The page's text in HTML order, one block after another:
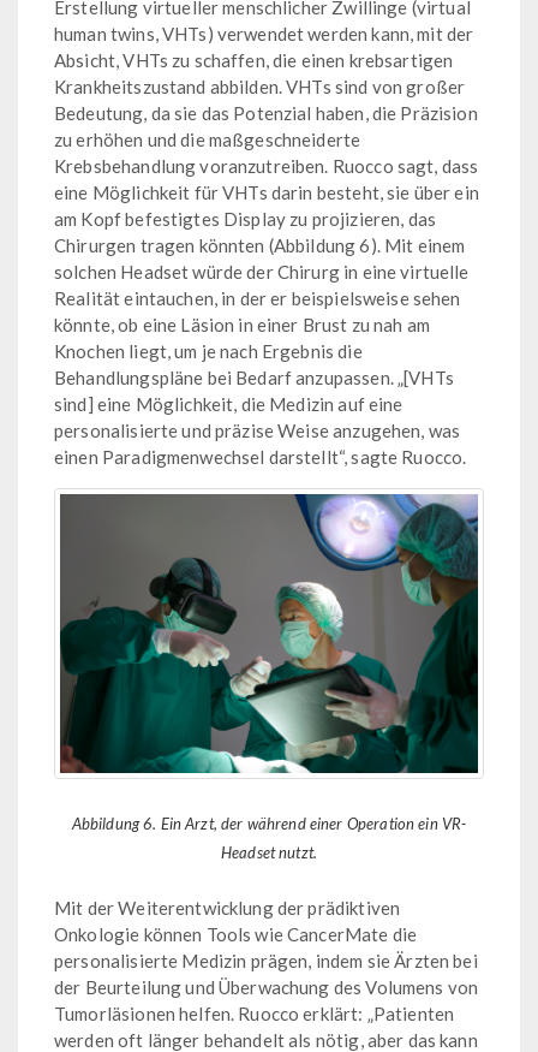
Erstellung virtueller menschlicher Zwillinge (virtual
human twins, VHTs) verwendet werden kann, mit der
Absicht, VHTs zu schaffen, die einen krebsartigen
Krankheitszustand abbilden. VHTs sind von großer
Bedeutung, da sie das Potenzial haben, die Präzision
zu erhöhen und die maßgeschneiderte
Krebsbehandlung voranzutreiben. Ruocco sagt, dass
eine Möglichkeit für VHTs darin besteht, sie über ein
am Kopf befestigtes Display zu projizieren, das
Chirurgen tragen könnten (Abbildung 6). Mit einem
solchen Headset würde der Chirurg in eine virtuelle
Realität eintauchen, in der er beispielsweise sehen
könnte, ob eine Läsion in einer Brust zu nah am
Knochen liegt, um je nach Ergebnis die
Behandlungspläne bei Bedarf anzupassen. „[VHTs
sind] eine Möglichkeit, die Medizin auf eine
personalisierte und präzise Weise anzugehen, was
einen Paradigmenwechsel darstellt“, sagte Ruocco.
Abbildung 6. Ein Arzt, der während einer Operation ein VR-
Headset nutzt.
Mit der Weiterentwicklung der prädiktiven
Onkologie können Tools wie CancerMate die
personalisierte Medizin prägen, indem sie Ärzten bei
der Beurteilung und Überwachung des Volumens von
Tumorläsionen helfen. Ruocco erklärt: „Patienten
werden oft länger behandelt als nötig, aber das kann